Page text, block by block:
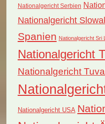
Nationalgericht Serbien
Nationalgericht
Spanien Nationalgericht Sri
Nationalgericht
Nationalgericht
Nationalgericht USA